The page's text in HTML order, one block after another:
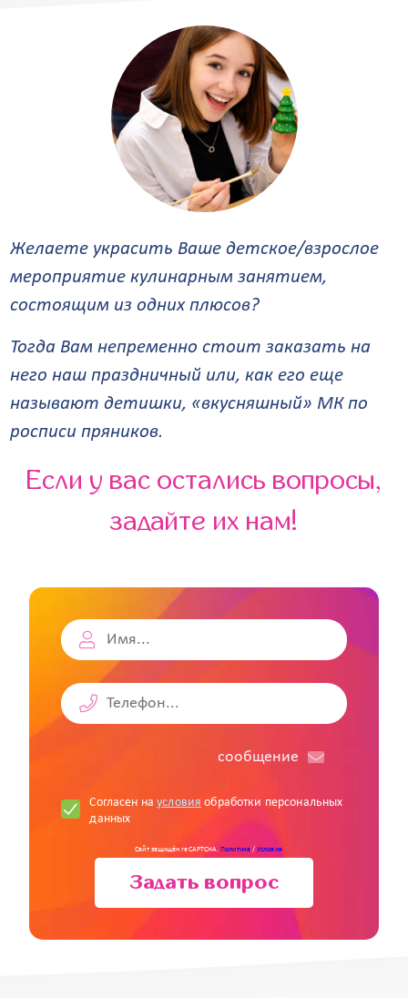
Желаете украсить Ваше детское/взрослое
мероприятие кулинарным занятием,
состоящим из одних плюсов?
Тогда Вам непременно стоит заказать на
него наш праздничный или, как его еще
называют детишки, «вкусняшный» МК по
росписи пряников.
Если у вас остались вопросы,
задайте их нам!
cообщение
Согласен наусловия обработки персональных
данных
Сайт защищён reCAPTCHA.Политика/Условия
Задать вопрос